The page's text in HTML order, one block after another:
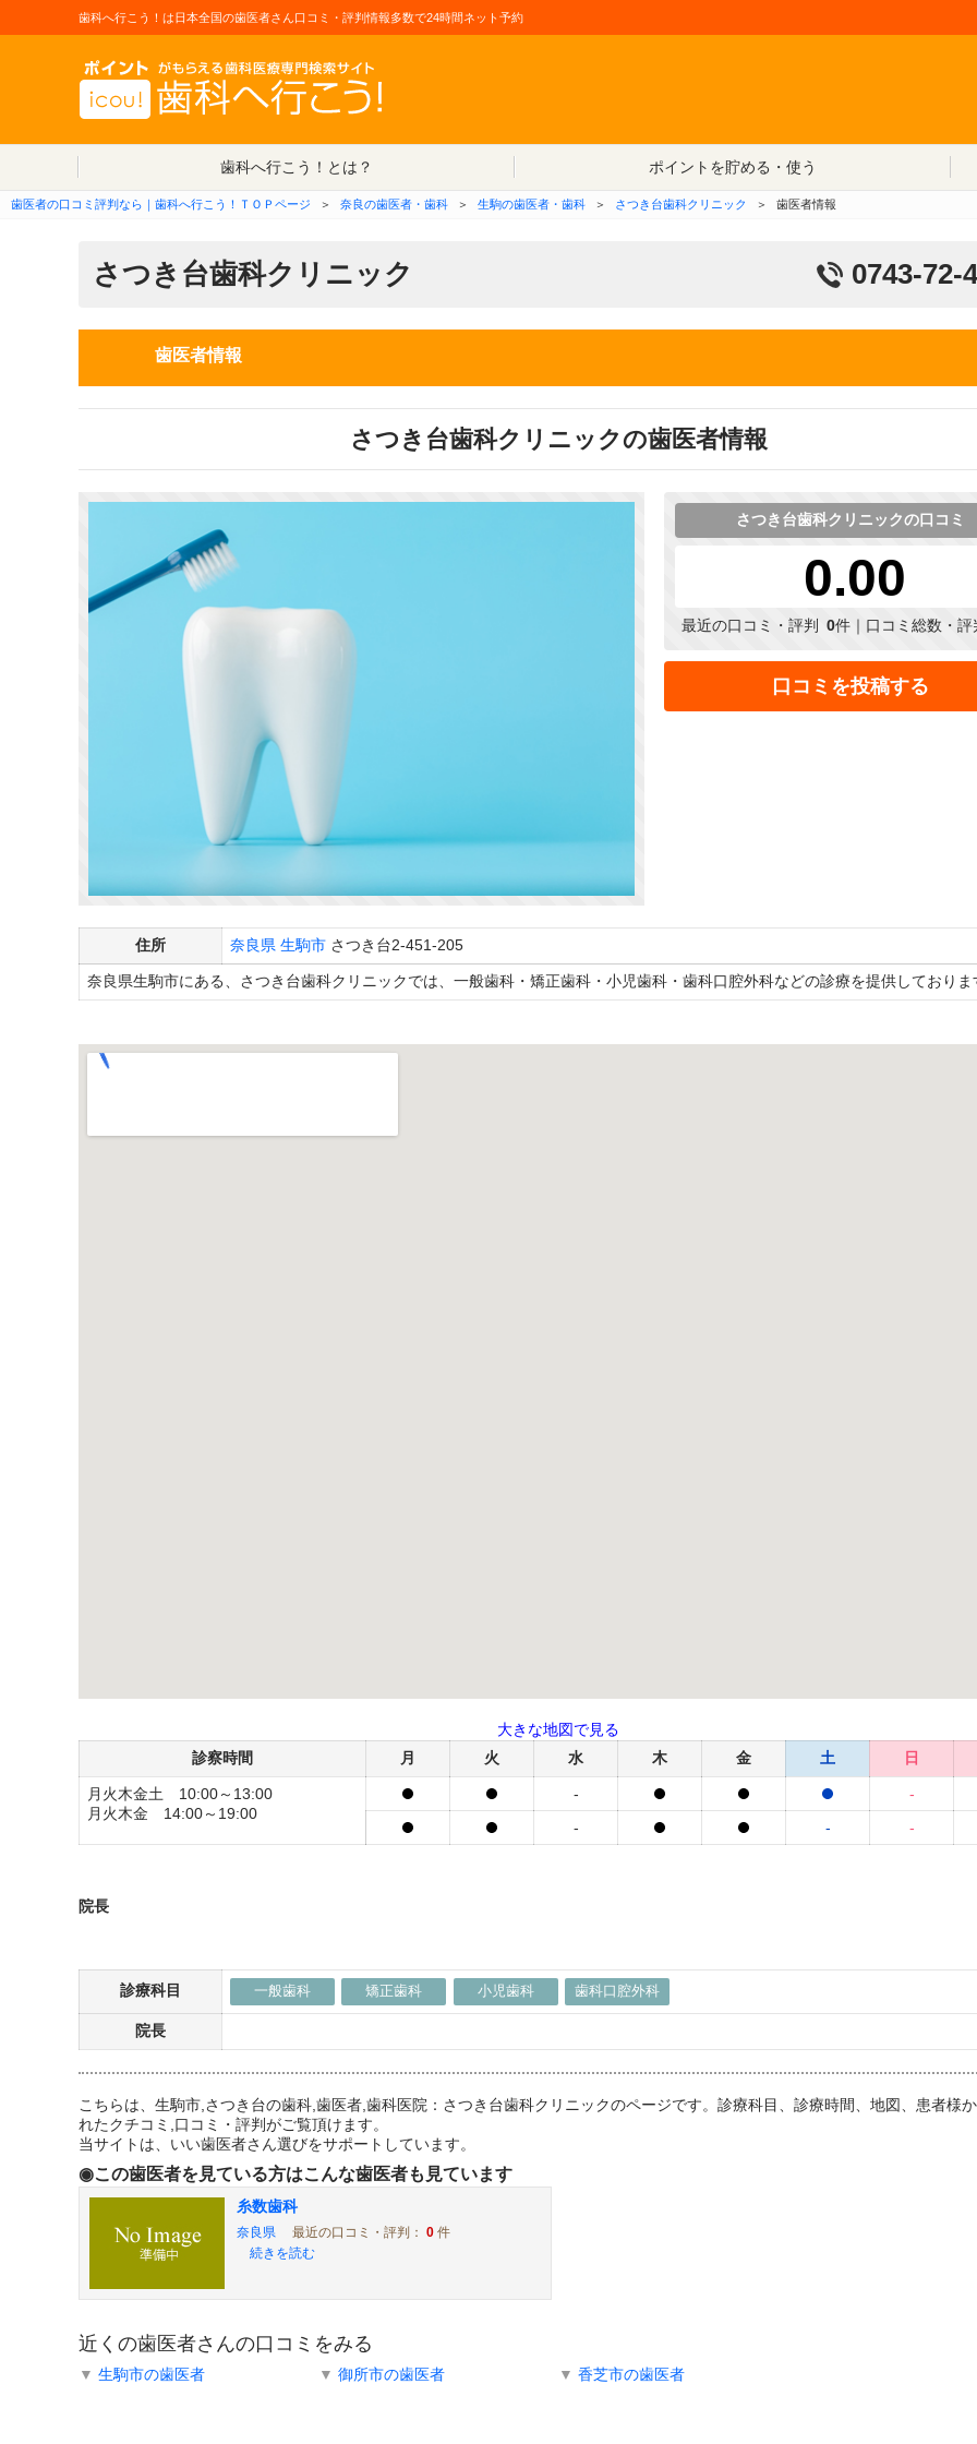
歯科へ行こう！は日本全国の歯医者さん口コミ・評判情報多数で24時間ネット予約
歯科へ行こう！とは？
ポイントを貯める・使う
歯医者の口コミ評判なら｜歯科へ行こう！ＴＯＰページ ＞ 奈良の歯医者・歯科 ＞ 生駒の歯医者・歯科 ＞ さつき台歯科クリニック ＞ 歯医者情報
さつき台歯科クリニック 0743-72-
歯医者情報
さつき台歯科クリニックの歯医者情報
さつき台歯科クリニックの口コミ
0.00
最近の口コミ・評判 0件｜口コミ総数・評
口コミを投稿する
住所 奈良県 生駒市 さつき台2-451-205
奈良県生駒市にある、さつき台歯科クリニックでは、一般歯科・矯正歯科・小児歯科・歯科口腔外科などの診療を提供しておりま
大きな地図で見る
診察時間
月 火 水 木 金 土 日
月火木金土 10:00～13:00
月火木金 14:00～19:00
-
-
-
- -
院長
診療科目 一般歯科 矯正歯科 小児歯科 歯科口腔外科
院長
こちらは、生駒市,さつき台の歯科,歯医者,歯科医院：さつき台歯科クリニックのページです。診療科目、診療時間、地図、患者様
れたクチコミ,口コミ・評判がご覧頂けます。
当サイトは、いい歯医者さん選びをサポートしています。
◉この歯医者を見ている方はこんな歯医者も見ています
糸数歯科
奈良県 最近の口コミ・評判： 0件
続きを読む
近くの歯医者さんの口コミをみる
▼ 生駒市の歯医者 ▼ 御所市の歯医者 ▼ 香芝市の歯医者